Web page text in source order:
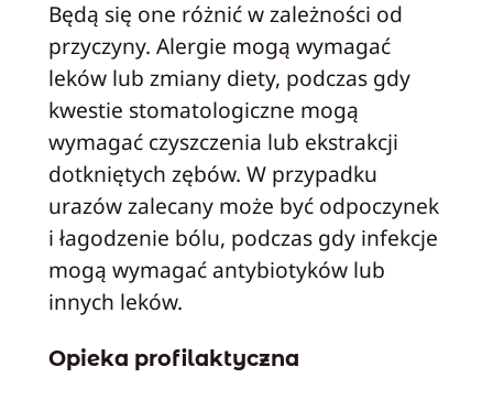
Będą się one różnić w zależności od
przyczyny. Alergie mogą wymagać
leków lub zmiany diety, podczas gdy
kwestie stomatologiczne mogą
wymagać czyszczenia lub ekstrakcji
dotkniętych zębów. W przypadku
urazów zalecany może być odpoczynek
i łagodzenie bólu, podczas gdy infekcje
mogą wymagać antybiotyków lub
innych leków.
Opieka profilaktyczna